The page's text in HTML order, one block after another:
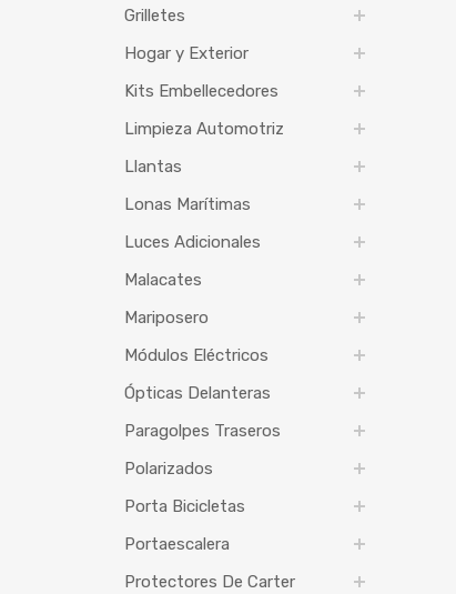
Grilletes
Hogar y Exterior
Kits Embellecedores
Limpieza Automotriz
Llantas
Lonas Marítimas
Luces Adicionales
Malacates
Mariposero
Módulos Eléctricos
Ópticas Delanteras
Paragolpes Traseros
Polarizados
Porta Bicicletas
Portaescalera
Protectores De Carter